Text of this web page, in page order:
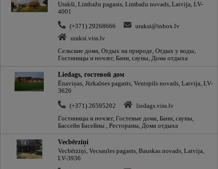
Urakši, Limbažu pagasts, Limbažu novads, Latvija, LV-
4001
(+371) 29268666
uraksi@inbox.lv
uraksi.viss.lv
Сельские дома, Отдых на природе, Отдых у воды,
Гостиницы и ночлег, Бани, сауны, Дома отдыха
Liedags, гостевой дом
Ēnaviņas, Jūrkalnes pagasts, Ventspils novads, Latvija, LV-
3626
(+371) 26595202
liedags.viss.lv
Гостиницы и ночлег, Гостевые дома, Бани, сауны,
Бассейн Басейны , Рестораны, Дома отдыха
Vecbērziņi
Vecbērziņi, Vecsaules pagasts, Bauskas novads, Latvija,
LV-3936